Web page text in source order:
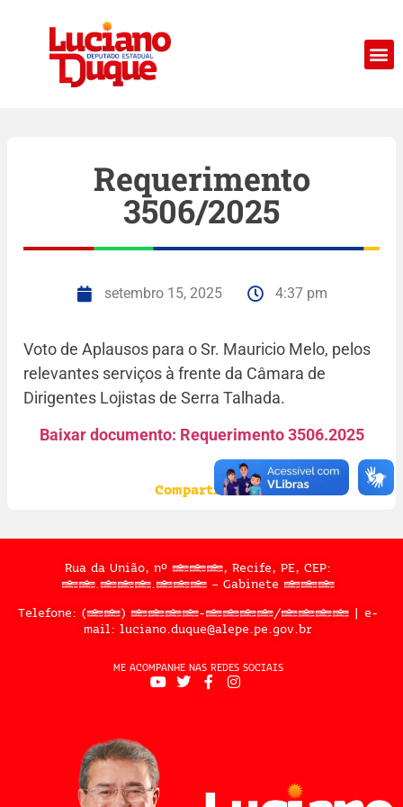
Requerimento
3506/2025
setembro 15, 2025 4:37 pm
Voto de Aplausos para o Sr. Mauricio Melo, pelos
relevantes serviços à frente da Câmara de
Dirigentes Lojistas de Serra Talhada.
Baixar documento: Requerimento 3506.2025
Compartilhe:
Rua da União, nº 397, Recife, PE, CEP:
50.050.909 – Gabinete 302
Telefone: (81) 3183-2467/2324 | e-
mail: luciano.duque@alepe.pe.gov.br
ME ACOMPANHE NAS REDES SOCIAIS